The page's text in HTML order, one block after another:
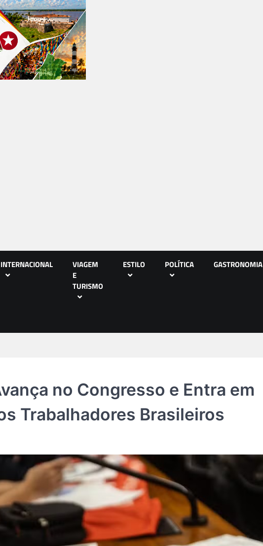
INTERNACIONAL
VIAGEM
E
TURISMO
ESTILO POLÍTICA GASTRONOMIA
no Congresso e Entra em
Trabalhadores Brasileiros